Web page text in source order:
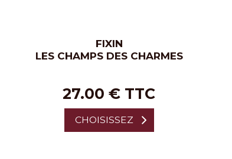
FIXIN
LES CHAMPS DES CHARMES
27.00 € TTC
CHOISISSEZ